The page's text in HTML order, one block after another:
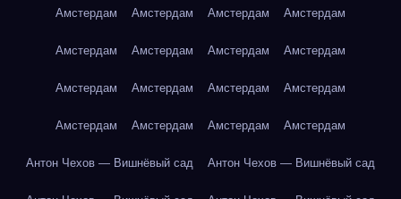
Амстердам Амстердам Амстердам Амстердам
Амстердам Амстердам Амстердам Амстердам
Амстердам Амстердам Амстердам Амстердам
Амстердам Амстердам Амстердам Амстердам
Антон Чехов — Вишнёвый сад Антон Чехов — Вишнёвый сад